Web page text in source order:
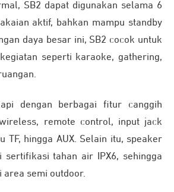
SB2 dapat digunakan selama 6
aktif, bahkan mampu standby
daya besar ini, SB2 cocok untuk
seperti karaoke, gathering,
dengan berbagai fitur canggih
remote control, input jack
TF, hingga AUX. Selain itu, speaker
sertifikasi tahan air IPX6, sehingga
area semi outdoor.